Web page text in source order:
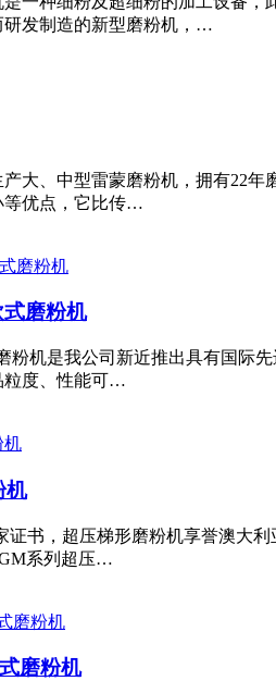
研发制造的新型磨粉机，…
大、中型雷蒙磨粉机，拥有22
等优点，它比传…
磨粉机
粉机是我公司新近推出具有国际
粒度、性能可…
机
证书，超压梯形磨粉机享誉澳大
系列超压…
磨粉机